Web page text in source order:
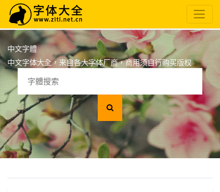
中文字體
中文字体大全，来自各大字体厂商，商用须自行购买版权